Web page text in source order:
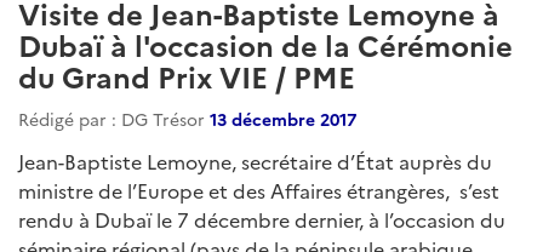
Visite de Jean-Baptiste Lemoyne à
Dubaï à l'occasion de la Cérémonie
du Grand Prix VIE / PME
Rédigé par : DG Trésor 13 décembre 2017
Jean-Baptiste Lemoyne, secrétaire d’État auprès du
ministre de l’Europe et des Affaires étrangères, s’est
rendu à Dubaï le 7 décembre dernier, à l’occasion du